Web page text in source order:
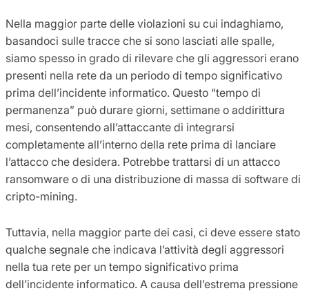
Nella maggior parte delle violazioni su cui indaghiamo,
basandoci sulle tracce che si sono lasciati alle spalle,
siamo spesso in grado di rilevare che gli aggressori erano
presenti nella rete da un periodo di tempo significativo
prima dell’incidente informatico. Questo “tempo di
permanenza” può durare giorni, settimane o addirittura
mesi, consentendo all’attaccante di integrarsi
completamente all’interno della rete prima di lanciare
l’attacco che desidera. Potrebbe trattarsi di un attacco
ransomware o di una distribuzione di massa di software di
cripto-mining.
Tuttavia, nella maggior parte dei casi, ci deve essere stato
qualche segnale che indicava l’attività degli aggressori
nella tua rete per un tempo significativo prima
dell’incidente informatico. A causa dell’estrema pressione